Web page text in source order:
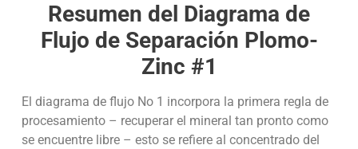
Resumen del Diagrama de
Flujo de Separación Plomo-
Zinc #1
El diagrama de flujo No 1 incorpora la primera regla de
procesamiento – recuperar el mineral tan pronto como
se encuentre libre – esto se refiere al concentrado del